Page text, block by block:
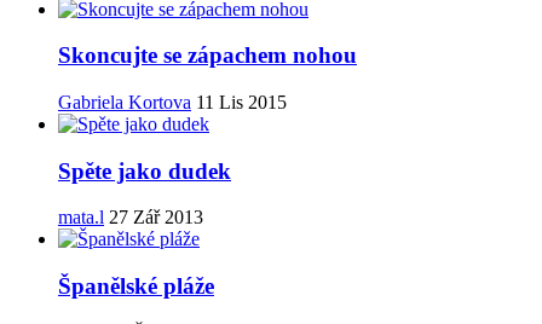
Skoncujte se zápachem nohou
Gabriela Kortova 11 Lis 2015
Spěte jako dudek
mata.l 27 Zář 2013
Španělské pláže